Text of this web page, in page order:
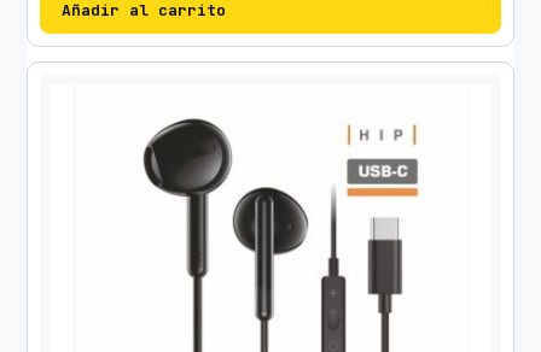
Añadir al carrito